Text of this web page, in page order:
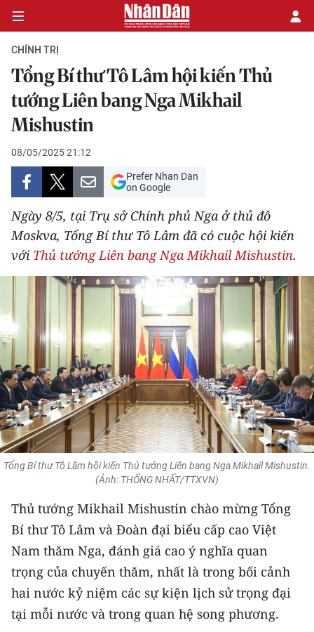
CHÍNH TRỊ
KINH TẾ
VĂN HÓA
XÃ HỘI
PHÁP LUẬT
DU LỊCH
THẾ GIỚI
THỂ THAO
GIÁO DỤC
Y TẾ
KHOA HỌC - CÔNG NGHỆ
MÔI TRƯỜNG
BẠN ĐỌC
KIỂM CHỨNG THÔNG TIN
TRI THỨC CHUYÊN SÂU
54 DÂN TỘC VIỆT NAM
CHÍNH TRỊ
Tổng Bí thư Tô Lâm hội kiến Thủ
tướng Liên bang Nga Mikhail
Mishustin
08/05/2025 21:12
Prefer Nhan Dan
on Google
Ngày 8/5, tại Trụ sở Chính phủ Nga ở thủ đô
Moskva, Tổng Bí thư Tô Lâm đã có cuộc hội kiến
với Thủ tướng Liên bang Nga Mikhail Mishustin.
Tổng Bí thư Tô Lâm hội kiến Thủ tướng Liên bang Nga Mikhail Mishustin.
(Ảnh: THỐNG NHẤT/TTXVN)
Thủ tướng Mikhail Mishustin chào mừng Tổng
Bí thư Tô Lâm và Đoàn đại biểu cấp cao Việt
Nam thăm Nga, đánh giá cao ý nghĩa quan
trọng của chuyến thăm, nhất là trong bối cảnh
hai nước kỷ niệm các sự kiện lịch sử trọng đại
tại mỗi nước và trong quan hệ song phương.